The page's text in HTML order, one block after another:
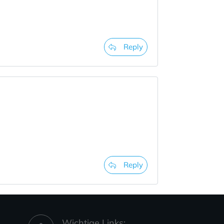
Reply
Reply